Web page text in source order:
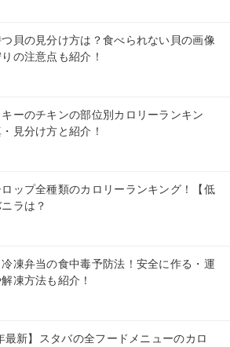
つ貝の見分け方は？食べられない貝の画像
の注意点も紹介！
ーのチキンの部位別カロリーランキン
見分け方と紹介！
ロップ全種類のカロリーランキング！【低
ラは？
冷凍弁当の食中毒予防法！安全に作る・運
凍方法も紹介！
最新】スタバの全フードメニューのカロ